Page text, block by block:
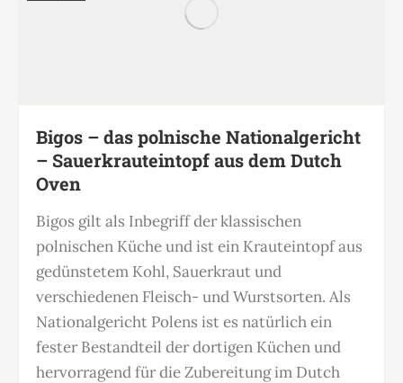
Bigos – das polnische Nationalgericht
– Sauerkrauteintopf aus dem Dutch
Oven
Bigos gilt als Inbegriff der klassischen
polnischen Küche und ist ein Krauteintopf aus
gedünstetem Kohl, Sauerkraut und
verschiedenen Fleisch- und Wurstsorten. Als
Nationalgericht Polens ist es natürlich ein
fester Bestandteil der dortigen Küchen und
hervorragend für die Zubereitung im Dutch